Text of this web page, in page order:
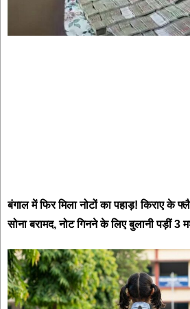
बंगाल में फिर मिला नोटों का पहाड़! किराए
सोना बरामद, नोट गिनने के लिए बुलानी पड़ीं 3